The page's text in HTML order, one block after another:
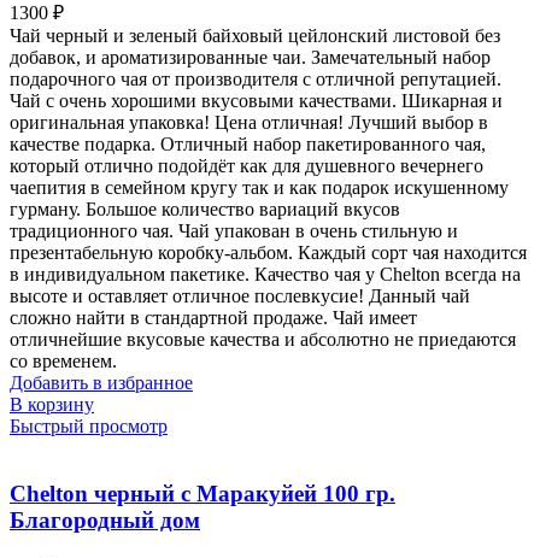
1300 ₽
Чай черный и зеленый байховый цейлонский листовой без
добавок, и ароматизированные чаи. Замечательный набор
подарочного чая от производителя с отличной репутацией.
Чай с очень хорошими вкусовыми качествами. Шикарная и
оригинальная упаковка! Цена отличная! Лучший выбор в
качестве подарка. Отличный набор пакетированного чая,
который отлично подойдёт как для душевного вечернего
чаепития в семейном кругу так и как подарок искушенному
гурману. Большое количество вариаций вкусов
традиционного чая. Чай упакован в очень стильную и
презентабельную коробку-альбом. Каждый сорт чая находится
в индивидуальном пакетике. Качество чая у Chelton всегда на
высоте и оставляет отличное послевкусие! Данный чай
сложно найти в стандартной продаже. Чай имеет
отличнейшие вкусовые качества и абсолютно не приедаются
со временем.
Добавить в избранное
В корзину
Быстрый просмотр
Chelton черный c Маракуйей 100 гр.
Благородный дом